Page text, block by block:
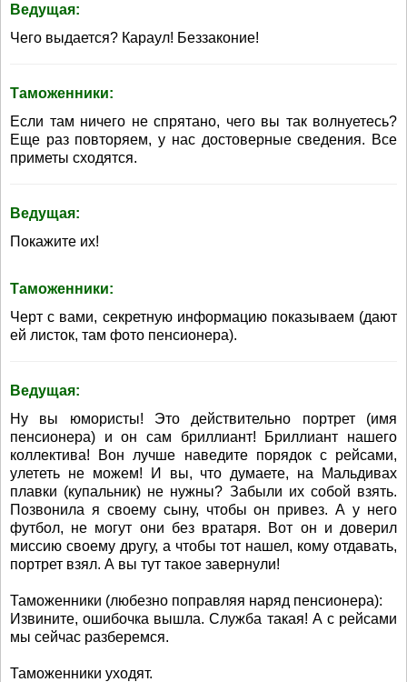
Ведущая:
Чего выдается? Караул! Беззаконие!
Таможенники:
Если там ничего не спрятано, чего вы так волнуетесь?
Еще раз повторяем, у нас достоверные сведения. Все
приметы сходятся.
Ведущая:
Покажите их!
Таможенники:
Черт с вами, секретную информацию показываем (дают
ей листок, там фото пенсионера).
Ведущая:
Ну вы юмористы! Это действительно портрет (имя
пенсионера) и он сам бриллиант! Бриллиант нашего
коллектива! Вон лучше наведите порядок с рейсами,
улететь не можем! И вы, что думаете, на Мальдивах
плавки (купальник) не нужны? Забыли их собой взять.
Позвонила я своему сыну, чтобы он привез. А у него
футбол, не могут они без вратаря. Вот он и доверил
миссию своему другу, а чтобы тот нашел, кому отдавать,
портрет взял. А вы тут такое завернули!
Таможенники (любезно поправляя наряд пенсионера):
Извините, ошибочка вышла. Служба такая! А с рейсами
мы сейчас разберемся.
Таможенники уходят.